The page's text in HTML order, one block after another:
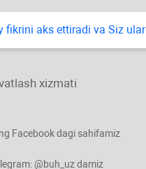
fikrini aks ettiradi va Siz
хizmati
Facebook dagi sahifamiz
@buh_uz damiz